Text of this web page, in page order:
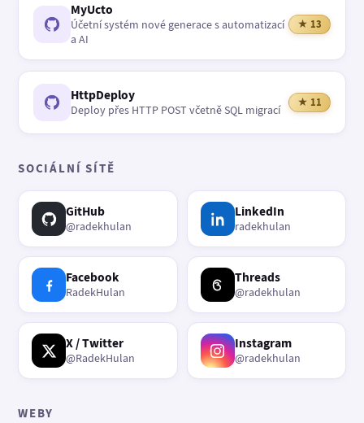
MyUcto
Účetní systém nové generace s automatizací
a AI
★ 13
HttpDeploy
Deploy přes HTTP POST včetně SQL migrací
★ 11
SOCIÁLNÍ SÍTĚ
GitHub
@radekhulan
LinkedIn
radekhulan
Facebook
RadekHulan
Threads
@radekhulan
X / Twitter
@RadekHulan
Instagram
@radekhulan
WEBY